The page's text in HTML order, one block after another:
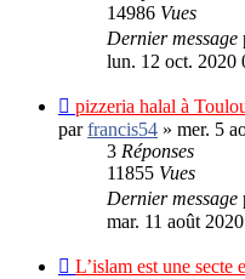
14986 Vues
Dernier message
lun. 12 oct. 2020
pizzeria halal à
parfrancis54 » mer. 5
3 Réponses
11855 Vues
Dernier message
mar. 11 août
L’islam est une secte